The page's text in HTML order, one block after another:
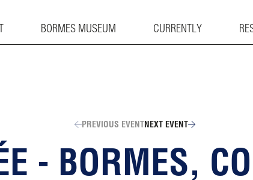
BORMES MUSEUM CURRENTLY
PREVIOUS EVENTNEXT EVENT
- BORMES,